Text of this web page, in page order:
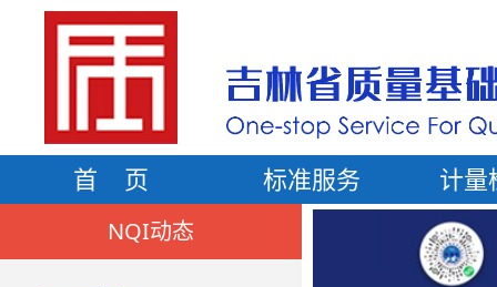
首 页 标准服务 计量
NQI动态